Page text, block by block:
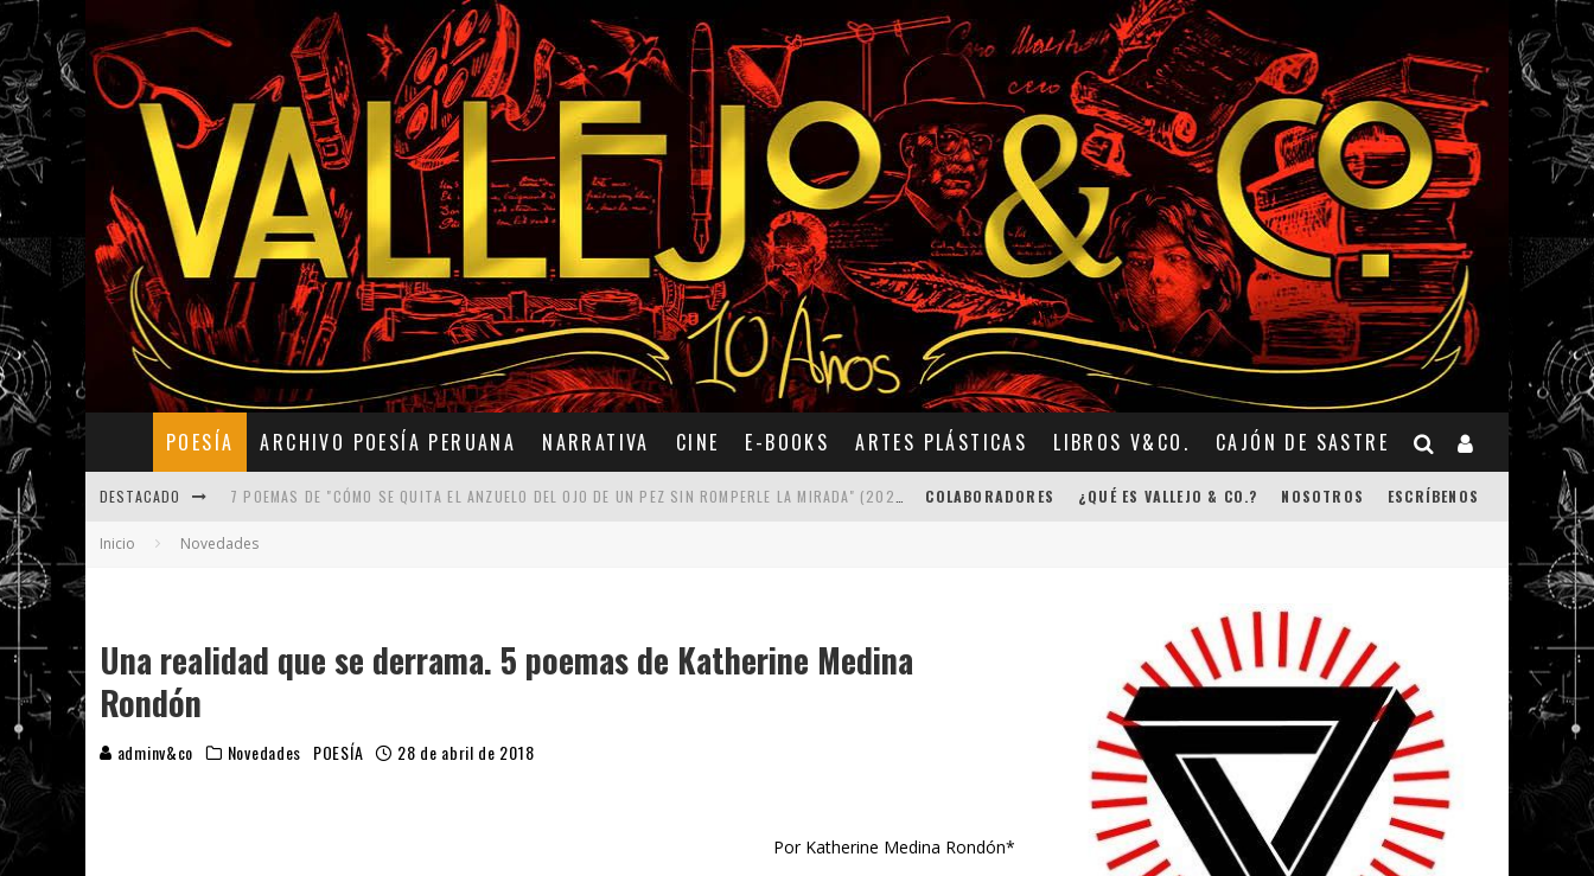
POESÍA ARCHIVO POESÍA PERUANA NARRATIVA CINE E-BOOKS ARTES PLÁSTICAS LIBROS V&CO. CAJÓN DE SASTRE
DESTACADO
5 POEMAS DE "NUNCA DE MÍ TU ESPEJISMO" (2025), DE ROMINA SILMAN
COLABORADORES ¿QUÉ ES VALLEJO & CO.? NOSOTROS ESCRÍBENOS
Inicio Novedades
Una realidad que se derrama. 5 poemas de Katherine Medina
Rondón
adminv&co Novedades POESÍA 28 de abril de 2018
Por Katherine Medina Rondón*